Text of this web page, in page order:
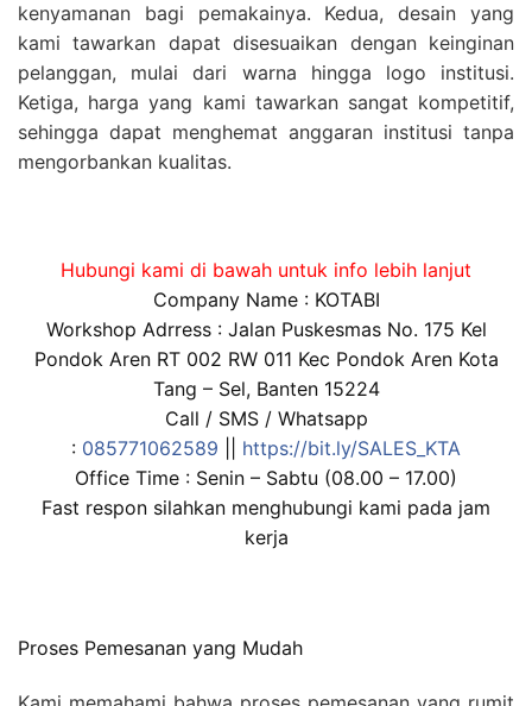
kenyamanan bagi pemakainya. Kedua, desain yang
kami tawarkan dapat disesuaikan dengan keinginan
pelanggan, mulai dari warna hingga logo institusi.
Ketiga, harga yang kami tawarkan sangat kompetitif,
sehingga dapat menghemat anggaran institusi tanpa
mengorbankan kualitas.
Hubungi kami di bawah untuk info lebih lanjut
Company Name : KOTABI
Workshop Adrress : Jalan Puskesmas No. 175 Kel
Pondok Aren RT 002 RW 011 Kec Pondok Aren Kota
Tang – Sel, Banten 15224
Call / SMS / Whatsapp
: 085771062589
https://bit.ly/SALES_KTA
Office Time : Senin – Sabtu (08.00 – 17.00)
Fast respon silahkan menghubungi kami pada jam
kerja
Proses Pemesanan yang Mudah